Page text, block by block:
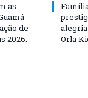
as
de
2026.
Orla